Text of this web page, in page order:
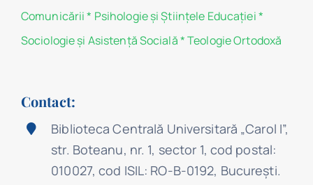
Comunicării * Psihologie şi Ştiinţele Educaţiei*
Sociologie şi Asistenţă Socială*Teologie Ortodoxă
Contact:
Biblioteca Centrală Universitară „Carol I”,
str. Boteanu, nr. 1, sector 1, cod postal:
010027, cod ISIL: RO-B-0192, Bucureşti.